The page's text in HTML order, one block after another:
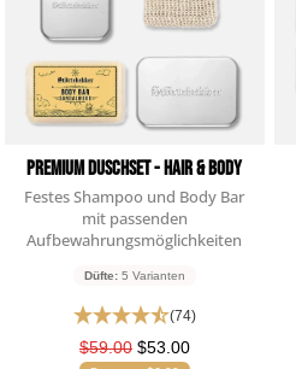
Premium Duschset - Hair & Body
Festes Shampoo und Body Bar
mit passenden
Aufbewahrungsmöglichkeiten
Düfte: 5 Varianten
(74)
$59.00$53.00